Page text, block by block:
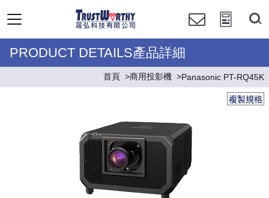
PRODUCT DETAILS產品詳細
首頁 商用投影機 Panasonic PT-RQ45K
複製規格